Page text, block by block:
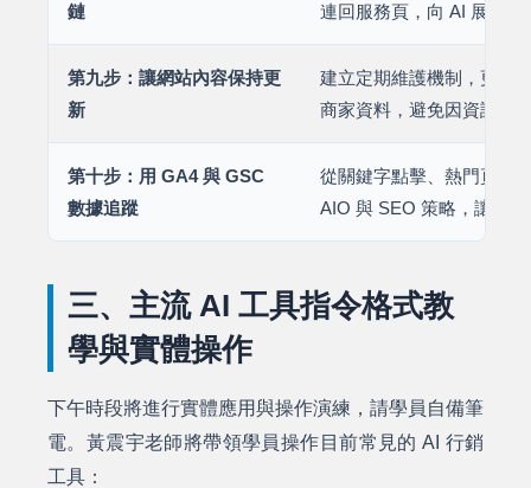
鏈
連回服務頁，向 AI 展現
第九步：讓網站內容保持更
新
建立定期維護機制，更新
商家資料，避免因資訊過
第十步：用 GA4 與 GSC
數據追蹤
從關鍵字點擊、熱門頁面
AIO 與 SEO 策略，讓行
三、主流 AI 工具指令格式教
學與實體操作
下午時段將進行實體應用與操作演練，請學員自備筆
電。黃震宇老師將帶領學員操作目前常見的 AI 行銷
工具：